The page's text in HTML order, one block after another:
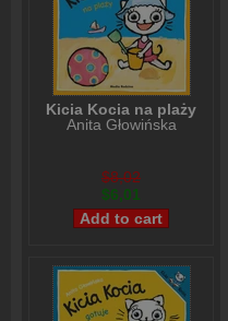
Kicia Kocia na plaży
Anita Głowińska
$8,02
$6,01